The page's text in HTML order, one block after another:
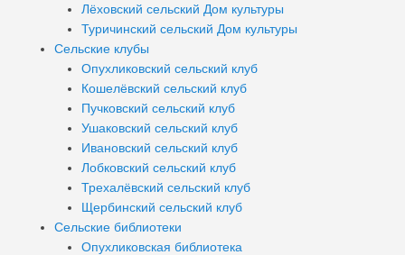
Лёховский сельский Дом культуры
Туричинский сельский Дом культуры
Сельские клубы
Опухликовский сельский клуб
Кошелёвский сельский клуб
Пучковский сельский клуб
Ушаковский сельский клуб
Ивановский сельский клуб
Лобковский сельский клуб
Трехалёвский сельский клуб
Щербинский сельский клуб
Сельские библиотеки
Опухликовская библиотека